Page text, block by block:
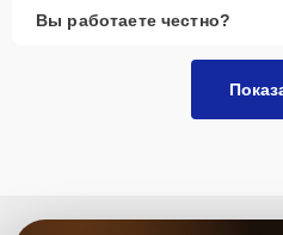
Вы работаете честно?